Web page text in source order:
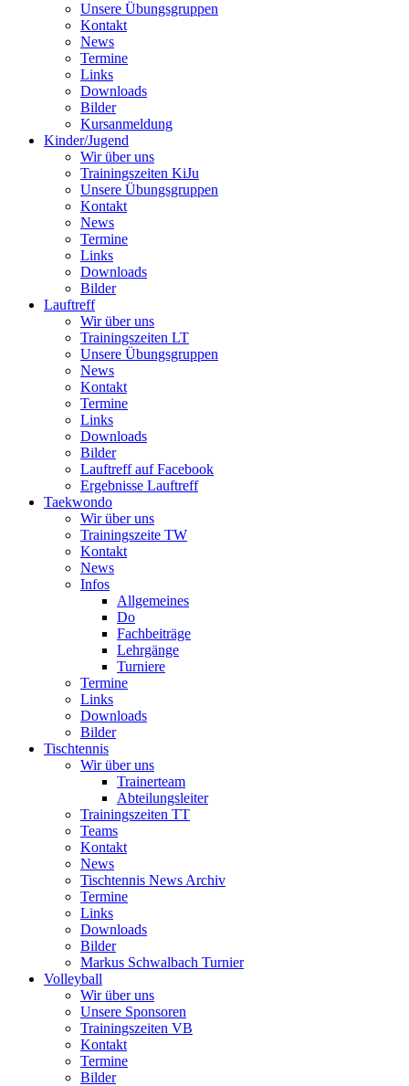
Unsere Übungsgruppen
Kontakt
News
Termine
Links
Downloads
Bilder
Kursanmeldung
Kinder/Jugend
Wir über uns
Trainingszeiten KiJu
Unsere Übungsgruppen
Kontakt
News
Termine
Links
Downloads
Bilder
Lauftreff
Wir über uns
Trainingszeiten LT
Unsere Übungsgruppen
News
Kontakt
Termine
Links
Downloads
Bilder
Lauftreff auf Facebook
Ergebnisse Lauftreff
Taekwondo
Wir über uns
Trainingszeite TW
Kontakt
News
Infos
Allgemeines
Do
Fachbeiträge
Lehrgänge
Turniere
Termine
Links
Downloads
Bilder
Tischtennis
Wir über uns
Trainerteam
Abteilungsleiter
Trainingszeiten TT
Teams
Kontakt
News
Tischtennis News Archiv
Termine
Links
Downloads
Bilder
Markus Schwalbach Turnier
Volleyball
Wir über uns
Unsere Sponsoren
Trainingszeiten VB
Kontakt
Termine
Bilder